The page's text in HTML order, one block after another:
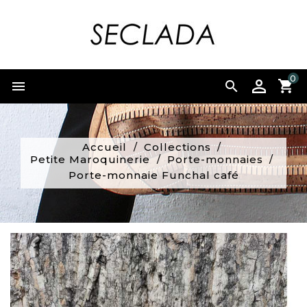

 0
Accueil
Collections
Petite Maroquinerie
Porte-monnaies
Porte-monnaie Funchal café